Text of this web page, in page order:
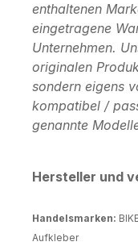
enthaltenen
eingetragene
Unternehmen.
originalen
sondern eigens
kompatibel /
genannte
Hersteller und
Handelsmarken:
Aufkleber